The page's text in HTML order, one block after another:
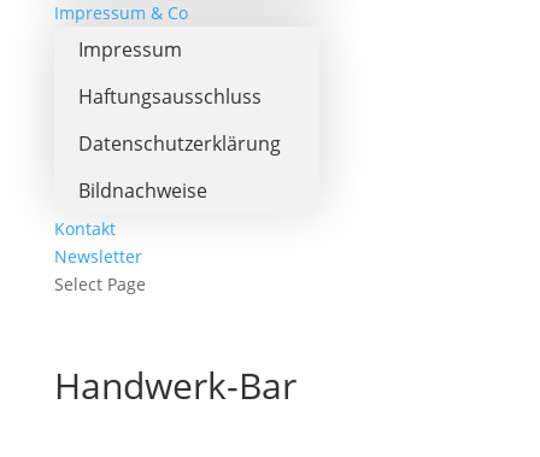
Impressum & Co
Impressum
Haftungsausschluss
Datenschutzerklärung
Bildnachweise
Kontakt
Newsletter
Select Page
Handwerk-Bar